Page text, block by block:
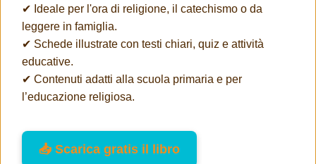
✔ Ideale per l'ora di religione, il catechismo o da
leggere in famiglia.
✔ Schede illustrate con testi chiari, quiz e attività
educative.
✔ Contenuti adatti alla scuola primaria e per
l’educazione religiosa.
📥 Scarica gratis il libro